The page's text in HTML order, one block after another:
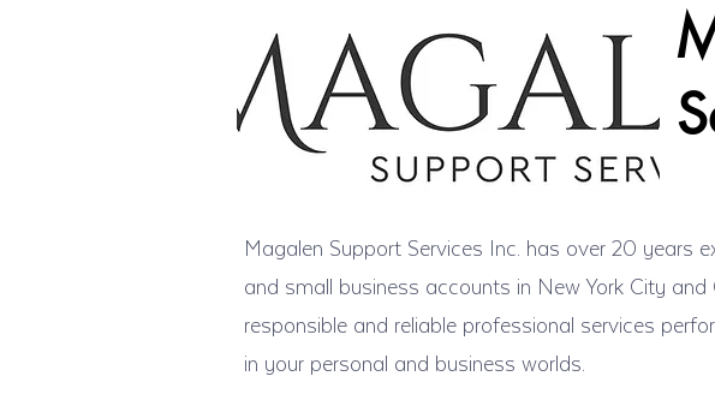
Magalen Support Services Inc. has over 20 years
and small business accounts in New York City
responsible and reliable professional services
in your personal and business worlds.